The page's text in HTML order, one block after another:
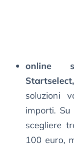
online
soluzioni
importi.
scegliere
100 euro,